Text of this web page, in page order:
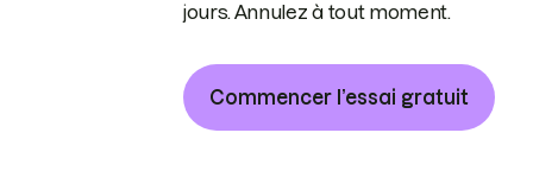
jours. Annulez à tout moment.
Commencer l’essai gratuit